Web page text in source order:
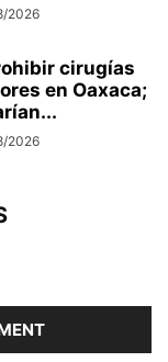
2026
cirugías
en Oaxaca;
2026